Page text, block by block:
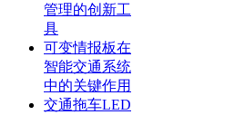
管理的创新工
具
可变情报板在
智能交通系统
中的关键作用
交通拖车LED